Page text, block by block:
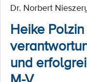
Dr. Norbert
Heike
und